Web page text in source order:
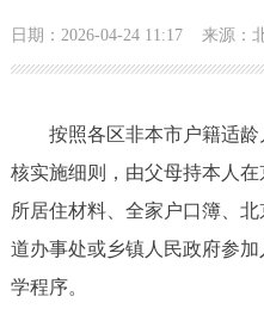
各区热点
市领导 机
政策兑现 政
日期：2026-04-24 11:17 来源：
按照各区非本市户籍适龄
核实施细则，由父母持本人
所居住材料、全家户口簿、
道办事处或乡镇人民政府参
学程序。